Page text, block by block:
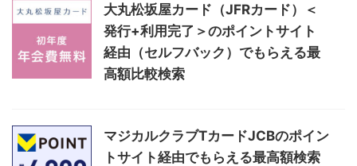
大丸松坂屋カード（JFRカード）＜
発行+利用完了＞のポイントサイト
経由（セルフバック）でもらえる最
高額比較検索
マジカルクラブTカードJCBのポイン
トサイト経由でもらえる最高額検索